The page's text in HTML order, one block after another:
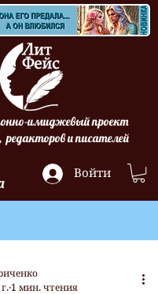
имиджевый проект
редакторов и писателей
Войти
1 мин. чтения